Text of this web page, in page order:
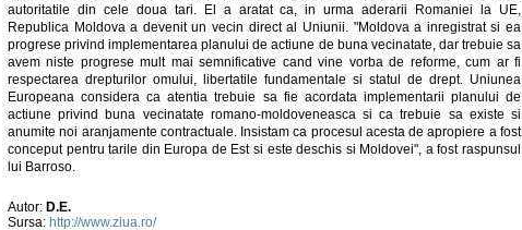
autoritatile din cele doua tari. El a aratat ca, in urma aderarii Romaniei la UE,
Republica Moldova a devenit un vecin direct al Uniunii. "Moldova a inregistrat si ea
progrese privind implementarea planului de actiune de buna vecinatate, dar trebuie sa
avem niste progrese mult mai semnificative cand vine vorba de reforme, cum ar fi
respectarea drepturilor omului, libertatile fundamentale si statul de drept. Uniunea
Europeana considera ca atentia trebuie sa fie acordata implementarii planului de
actiune privind buna vecinatate romano-moldoveneasca si ca trebuie sa existe si
anumite noi aranjamente contractuale. Insistam ca procesul acesta de apropiere a fost
conceput pentru tarile din Europa de Est si este deschis si Moldovei", a fost raspunsul
lui Barroso.
Autor: D.E.
Sursa: http://www.ziua.ro/